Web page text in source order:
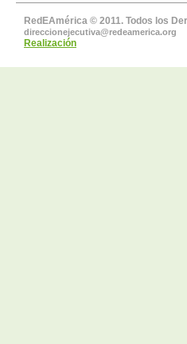
RedEAmérica © 2011. Todos los
direccionejecutiva@redeamerica.org
Realización